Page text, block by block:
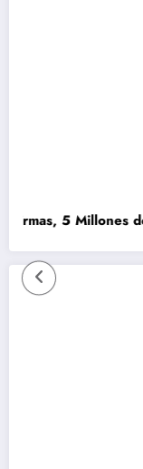
5 Millones de